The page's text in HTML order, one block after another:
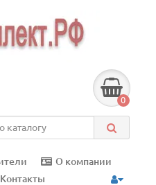
0
О компании
Контакты